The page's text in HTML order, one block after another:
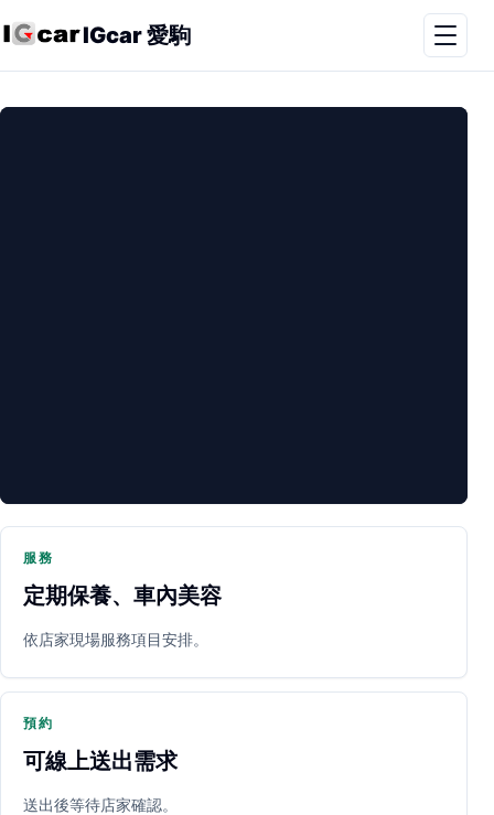
IGcar 愛駒
PARTNER SHOP
服務
定期保養、車內美容
依店家現場服務項目安排。
預約
可線上送出需求
送出後等待店家確認。